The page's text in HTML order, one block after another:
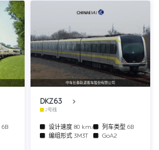
6B
中车长春轨道客车股份有限公司
DKZ63
2号线
设计速度 80 km/h 列车类型 6B
编组形式 3M3T GoA2